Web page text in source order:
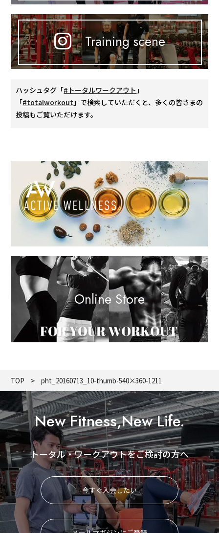
Training scene
ハッシュタグ「#トータルワークアウト 」
「#totalworkout 」で検索していただくと、多くの皆さまの
投稿もご覧いただけます。
Online Store
TOP pht_20160713_10-thumb-540×360-1211
New Fitness,New Life.
トータル・ワークアウトをご検討の方へ
今すぐ入会したい